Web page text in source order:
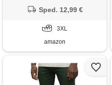
traspiranti, leggeri,
libero, per il campeggio, per la
vita quotidiana
Sped. 12,99 €
3XL
amazon